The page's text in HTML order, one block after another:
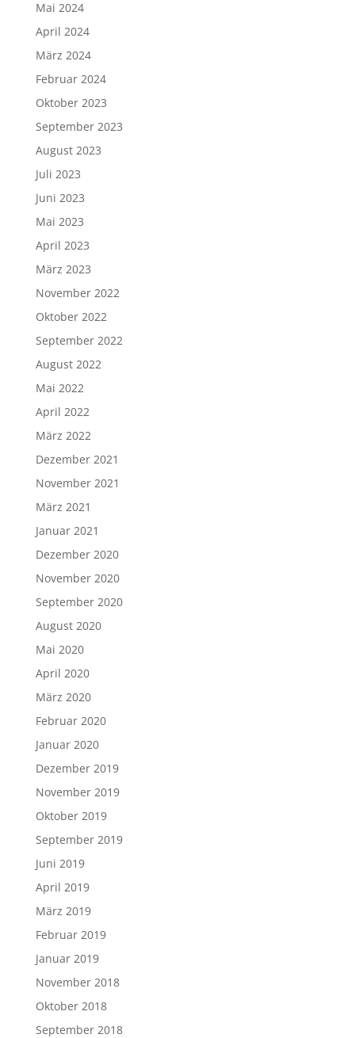
Mai 2024
April 2024
März 2024
Februar 2024
Oktober 2023
September 2023
August 2023
Juli 2023
Juni 2023
Mai 2023
April 2023
März 2023
November 2022
Oktober 2022
September 2022
August 2022
Mai 2022
April 2022
März 2022
Dezember 2021
November 2021
März 2021
Januar 2021
Dezember 2020
November 2020
September 2020
August 2020
Mai 2020
April 2020
März 2020
Februar 2020
Januar 2020
Dezember 2019
November 2019
Oktober 2019
September 2019
Juni 2019
April 2019
März 2019
Februar 2019
Januar 2019
November 2018
Oktober 2018
September 2018